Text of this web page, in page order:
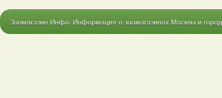
Зоомагазин Инфо. Информация о зоомагазинах Москвы и